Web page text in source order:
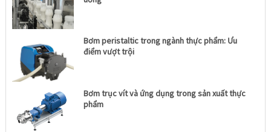
Bơm peristaltic trong ngành thực phẩm: Ưu
điểm vượt trội
Bơm trục vít và ứng dụng trong sản xuất thực
phẩm